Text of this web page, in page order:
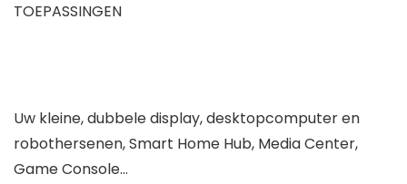
TOEPASSINGEN
Uw kleine, dubbele display, desktopcomputer en
robothersenen, Smart Home Hub, Media Center,
Game Console…